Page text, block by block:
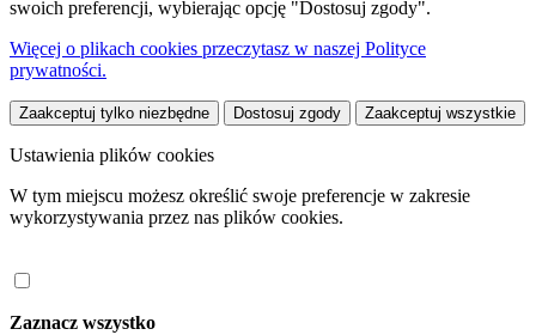
swoich preferencji, wybierając opcję "Dostosuj zgody".
Więcej o plikach cookies przeczytasz w naszej Polityce
prywatności.
Zaakceptuj tylko niezbędne Dostosuj zgody Zaakceptuj wszystkie
Ustawienia plików cookies
W tym miejscu możesz określić swoje preferencje w zakresie
wykorzystywania przez nas plików cookies.
Zaznacz wszystko